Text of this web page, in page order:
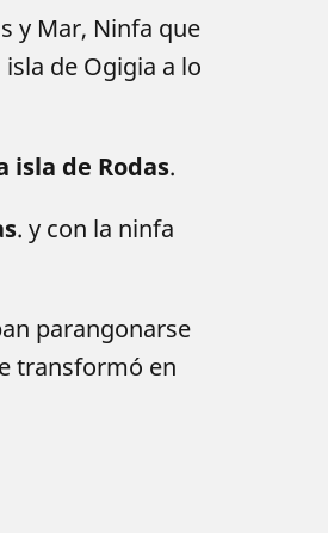
y Mar, Ninfa que
de Ogigia a lo
isla de Rodas.
. y con la ninfa
parangonarse
transformó en